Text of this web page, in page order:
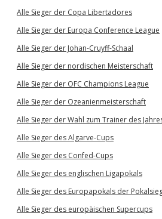
Alle Sieger der Copa Libertadores
Alle Sieger der Europa Conference League
Alle Sieger der Johan-Cruyff-Schaal
Alle Sieger der nordischen Meisterschaft
Alle Sieger der OFC Champions League
Alle Sieger der Ozeanienmeisterschaft
Alle Sieger der Wahl zum Trainer des
Alle Sieger des Algarve-Cups
Alle Sieger des Confed-Cups
Alle Sieger des englischen Ligapokals
Alle Sieger des Europapokals der
Alle Sieger des europäischen Supercups